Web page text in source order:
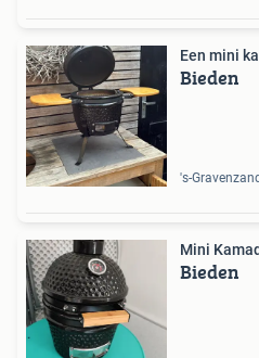
Een mini
Bieden
's-
Mini
Bieden